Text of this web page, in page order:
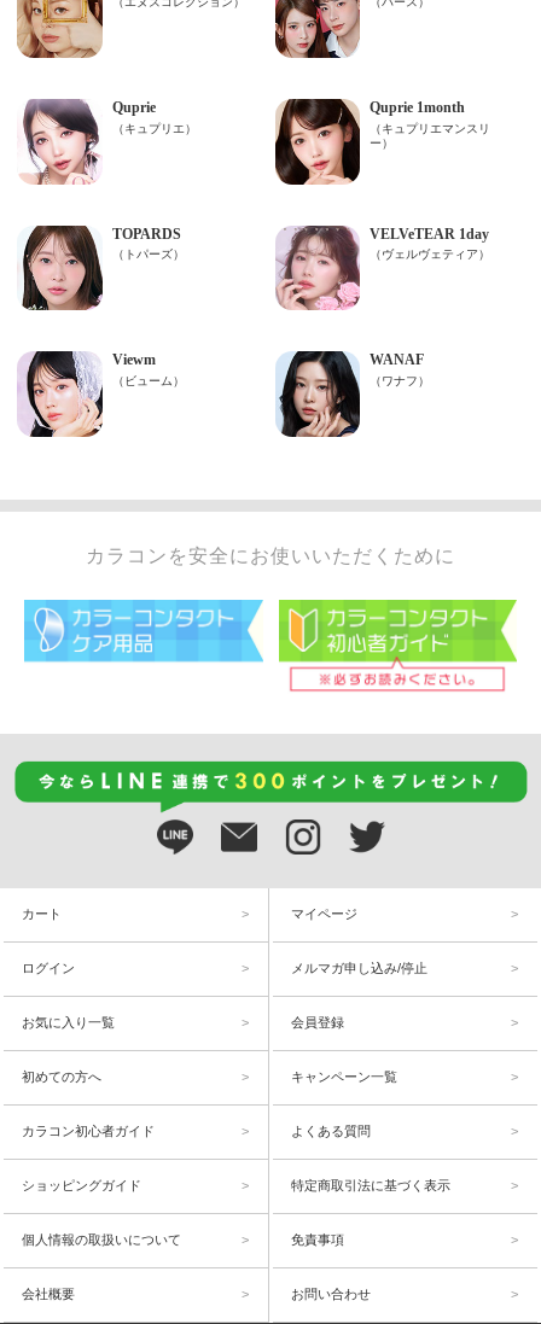
カラコンを安全にお使いいただくために
カート マイページ
ログイン メルマガ申し込み/停止
お気に入り一覧 会員登録
初めての方へ キャンペーン一覧
カラコン初心者ガイド よくある質問
ショッピングガイド 特定商取引法に基づく表示
個人情報の取扱いについて 免責事項
会社概要 お問い合わせ